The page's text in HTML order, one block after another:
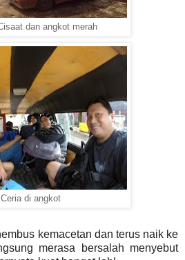
dan angkot merah
Ceria di angkot
kemacetan dan terus naik ke
merasa bersalah menyebut